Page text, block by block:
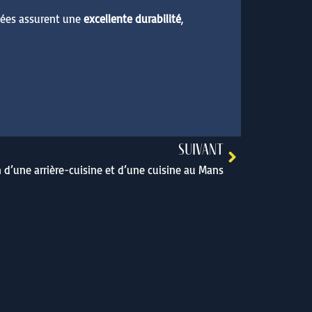
assurent une excellente durabilité,
SUIVANT
arrière-cuisine et d’une cuisine au Mans